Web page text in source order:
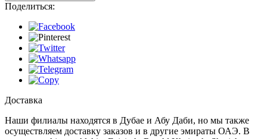
Поделиться:
Доставка
Наши филиалы находятся в Дубае и Абу Даби, но мы также
осуществляем доставку заказов и в другие эмираты ОАЭ. В